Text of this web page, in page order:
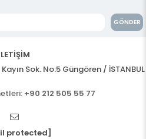
GÖNDER
Sok. No:5 Güngören / İSTANBUL
+90 212 505 55 77
protected]